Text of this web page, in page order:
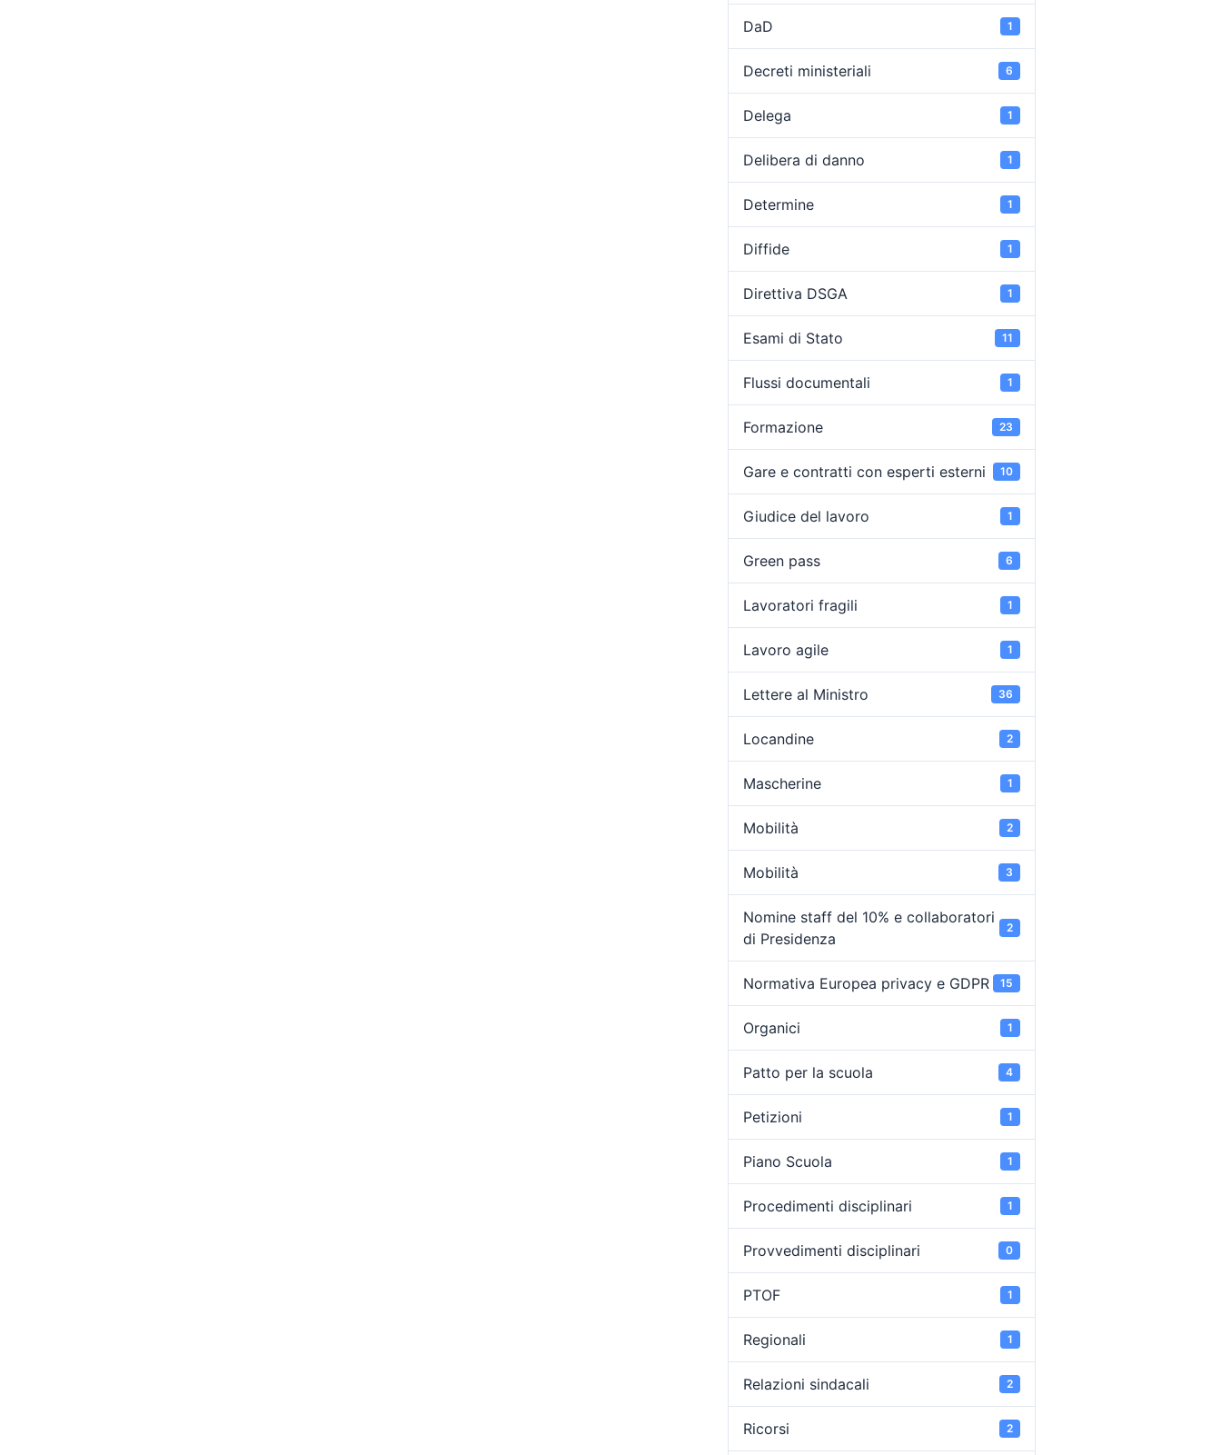
DaD 1
Decreti ministeriali 6
Delega 1
Delibera di danno 1
Determine 1
Diffide 1
Direttiva DSGA 1
Esami di Stato 11
Flussi documentali 1
Formazione 23
Gare e contratti con esperti esterni 10
Giudice del lavoro 1
Green pass 6
Lavoratori fragili 1
Lavoro agile 1
Lettere al Ministro 36
Locandine 2
Mascherine 1
Mobilità 2
Mobilità 3
Nomine staff del 10% e collaboratori
di Presidenza
2
Normativa Europea privacy e GDPR 15
Organici 1
Patto per la scuola 4
Petizioni 1
Piano Scuola 1
Procedimenti disciplinari 1
Provvedimenti disciplinari 0
PTOF 1
Regionali 1
Relazioni sindacali 2
Ricorsi 2